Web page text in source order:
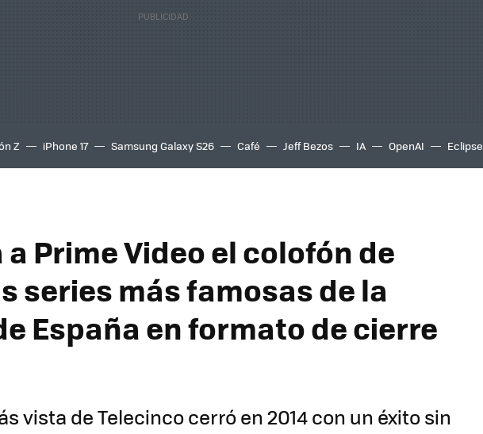
Z iPhone 17 Samsung Galaxy S26 Café Jeff Bezos IA OpenAI Eclipse
a Prime Video el colofón de
series más famosas de la
España en formato de cierre
vista de Telecinco cerró en 2014 con un éxito sin